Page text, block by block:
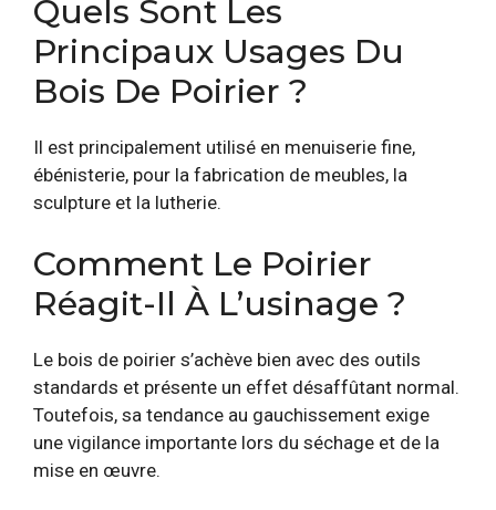
Quels Sont Les
Principaux Usages Du
Bois De Poirier ?
Il est principalement utilisé en menuiserie fine,
ébénisterie, pour la fabrication de meubles, la
sculpture et la lutherie.
Comment Le Poirier
Réagit-Il À L’usinage ?
Le bois de poirier s’achève bien avec des outils
standards et présente un effet désaffûtant normal.
Toutefois, sa tendance au gauchissement exige
une vigilance importante lors du séchage et de la
mise en œuvre.